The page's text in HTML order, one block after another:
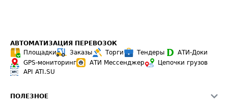
АВТОМАТИЗАЦИЯ ПЕРЕВОЗОК
Площадки
Заказы Торги Тендеры
АТИ-Доки
GPS-мониторинг
АТИ Мессенджер
Цепочки грузов
API ATI.SU
ПОЛЕЗНОЕ